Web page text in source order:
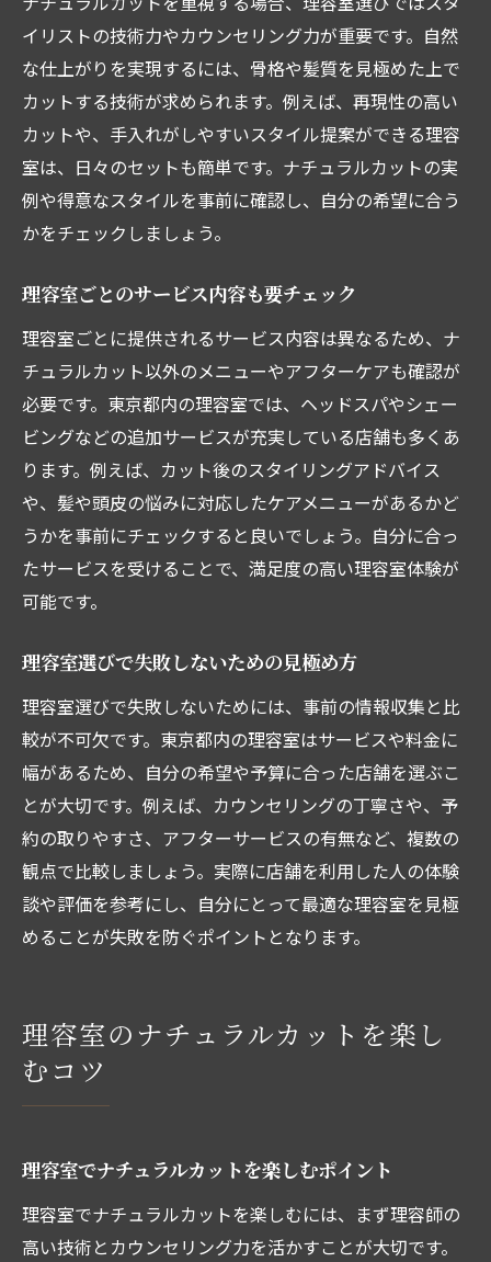
イリストの技術力やカウンセリング力が重要です。自然
な仕上がりを実現するには、骨格や髪質を見極めた上で
カットする技術が求められます。例えば、再現性の高い
カットや、手入れがしやすいスタイル提案ができる理容
室は、日々のセットも簡単です。ナチュラルカットの実
例や得意なスタイルを事前に確認し、自分の希望に合う
かをチェックしましょう。
理容室ごとのサービス内容も要チェック
理容室ごとに提供されるサービス内容は異なるため、ナ
チュラルカット以外のメニューやアフターケアも確認が
必要です。東京都内の理容室では、ヘッドスパやシェー
ビングなどの追加サービスが充実している店舗も多くあ
ります。例えば、カット後のスタイリングアドバイス
や、髪や頭皮の悩みに対応したケアメニューがあるかど
うかを事前にチェックすると良いでしょう。自分に合っ
たサービスを受けることで、満足度の高い理容室体験が
可能です。
理容室選びで失敗しないための見極め方
理容室選びで失敗しないためには、事前の情報収集と比
較が不可欠です。東京都内の理容室はサービスや料金に
幅があるため、自分の希望や予算に合った店舗を選ぶこ
とが大切です。例えば、カウンセリングの丁寧さや、予
約の取りやすさ、アフターサービスの有無など、複数の
観点で比較しましょう。実際に店舗を利用した人の体験
談や評価を参考にし、自分にとって最適な理容室を見極
めることが失敗を防ぐポイントとなります。
理容室のナチュラルカットを楽し
むコツ
理容室でナチュラルカットを楽しむポイント
理容室でナチュラルカットを楽しむには、まず理容師の
高い技術とカウンセリング力を活かすことが大切です。